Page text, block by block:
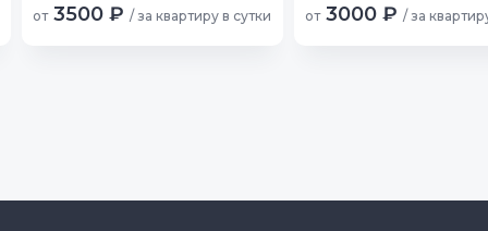
от 3500 ₽ / за квартиру в сутки от 3000 ₽ / за